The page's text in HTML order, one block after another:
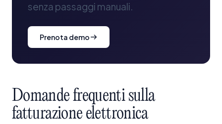
senza passaggi manuali.
Prenota demo
Domandefrequenti sulla
fatturazione elettronica